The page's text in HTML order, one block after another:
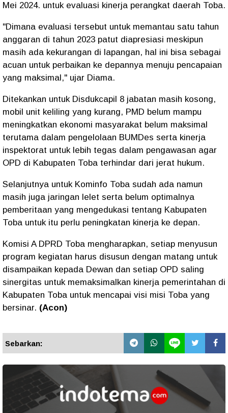
Mei 2024. untuk evaluasi kinerja perangkat daerah Toba.
"Dimana evaluasi tersebut untuk memantau satu tahun
anggaran di tahun 2023 patut diapresiasi meskipun
masih ada kekurangan di lapangan, hal ini bisa sebagai
acuan untuk perbaikan ke depannya menuju pencapaian
yang maksimal," ujar Diama.
Ditekankan untuk Disdukcapil 8 jabatan masih kosong,
mobil unit keliling yang kurang, PMD belum mampu
meningkatkan ekonomi masyarakat belum maksimal
terutama dalam pengelolaan BUMDes serta kinerja
inspektorat untuk lebih tegas dalam pengawasan agar
OPD di Kabupaten Toba terhindar dari jerat hukum.
Selanjutnya untuk Kominfo Toba sudah ada namun
masih juga jaringan lelet serta belum optimalnya
pemberitaan yang mengedukasi tentang Kabupaten
Toba untuk itu perlu peningkatan kinerja ke depan.
Komisi A DPRD Toba mengharapkan, setiap menyusun
program kegiatan harus disusun dengan matang untuk
disampaikan kepada Dewan dan setiap OPD saling
sinergitas untuk memaksimalkan kinerja pemerintahan di
Kabupaten Toba untuk mencapai visi misi Toba yang
bersinar. (Acon)
Sebarkan: